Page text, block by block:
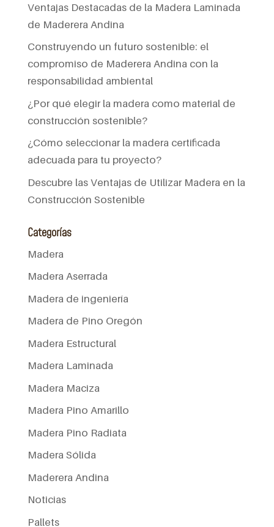
Ventajas Destacadas de la Madera Laminada
de Maderera Andina
Construyendo un futuro sostenible: el
compromiso de Maderera Andina con la
responsabilidad ambiental
¿Por qué elegir la madera como material de
construcción sostenible?
¿Cómo seleccionar la madera certificada
adecuada para tu proyecto?
Descubre las Ventajas de Utilizar Madera en la
Construcción Sostenible
Categorías
Madera
Madera Aserrada
Madera de ingeniería
Madera de Pino Oregón
Madera Estructural
Madera Laminada
Madera Maciza
Madera Pino Amarillo
Madera Pino Radiata
Madera Sólida
Maderera Andina
Noticias
Pallets